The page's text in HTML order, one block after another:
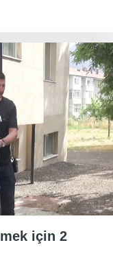
için 2